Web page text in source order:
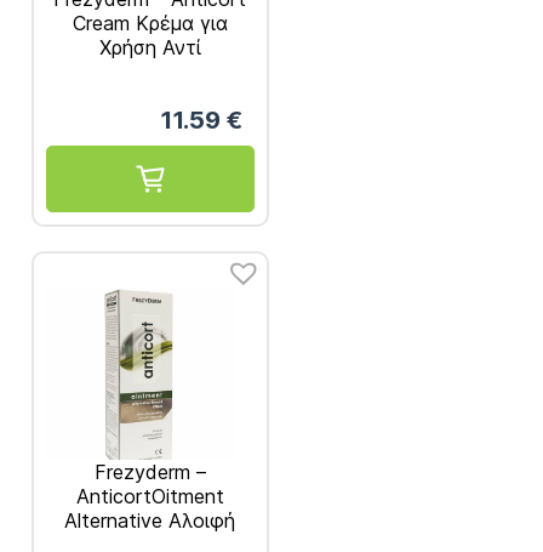
Cream Κρέμα για
Χρήση Αντί
11.59 €
Frezyderm –
AnticortOitment
Alternative Αλοιφή